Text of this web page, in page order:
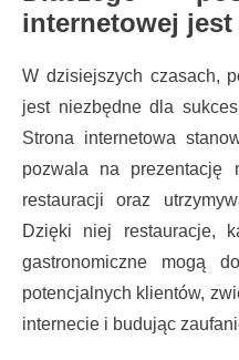
internetowej
W dzisiejszych czasach,
jest niezbędne dla
Strona internetowa
pozwala na prezentację
restauracji oraz
Dzięki niej restauracje,
gastronomiczne mogą
potencjalnych klientów,
internecie i budując